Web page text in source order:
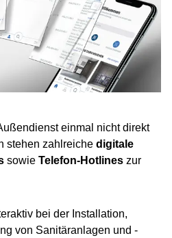
einmal nicht direkt
stehen zahlreiche digitale
sowie Telefon-Hotlines zur
bei der Installation,
von Sanitäranlagen und -